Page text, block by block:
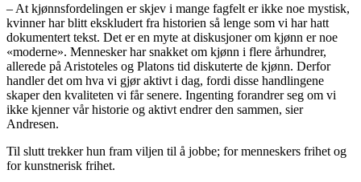
– At kjønnsfordelingen er skjev i mange fagfelt er ikke noe mystisk,
kvinner har blitt ekskludert fra historien så lenge som vi har hatt
dokumentert tekst. Det er en myte at diskusjoner om kjønn er noe
«moderne». Mennesker har snakket om kjønn i flere århundrer,
allerede på Aristoteles og Platons tid diskuterte de kjønn. Derfor
handler det om hva vi gjør aktivt i dag, fordi disse handlingene
skaper den kvaliteten vi får senere. Ingenting forandrer seg om vi
ikke kjenner vår historie og aktivt endrer den sammen, sier
Andresen.
Til slutt trekker hun fram viljen til å jobbe; for menneskers frihet og
for kunstnerisk frihet.